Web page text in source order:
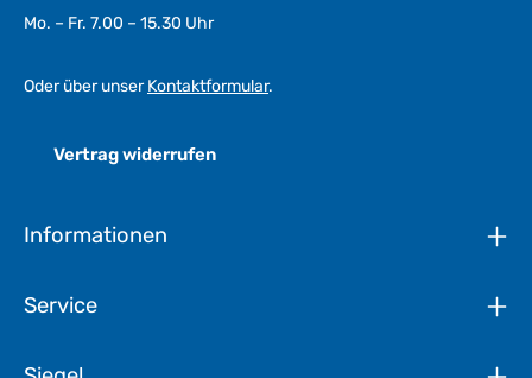
Mo. – Fr. 7.00 – 15.30 Uhr
Oder über unserKontaktformular.
Vertrag widerrufen
Informationen
Service